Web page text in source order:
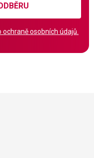
ochraně osobních údajů.